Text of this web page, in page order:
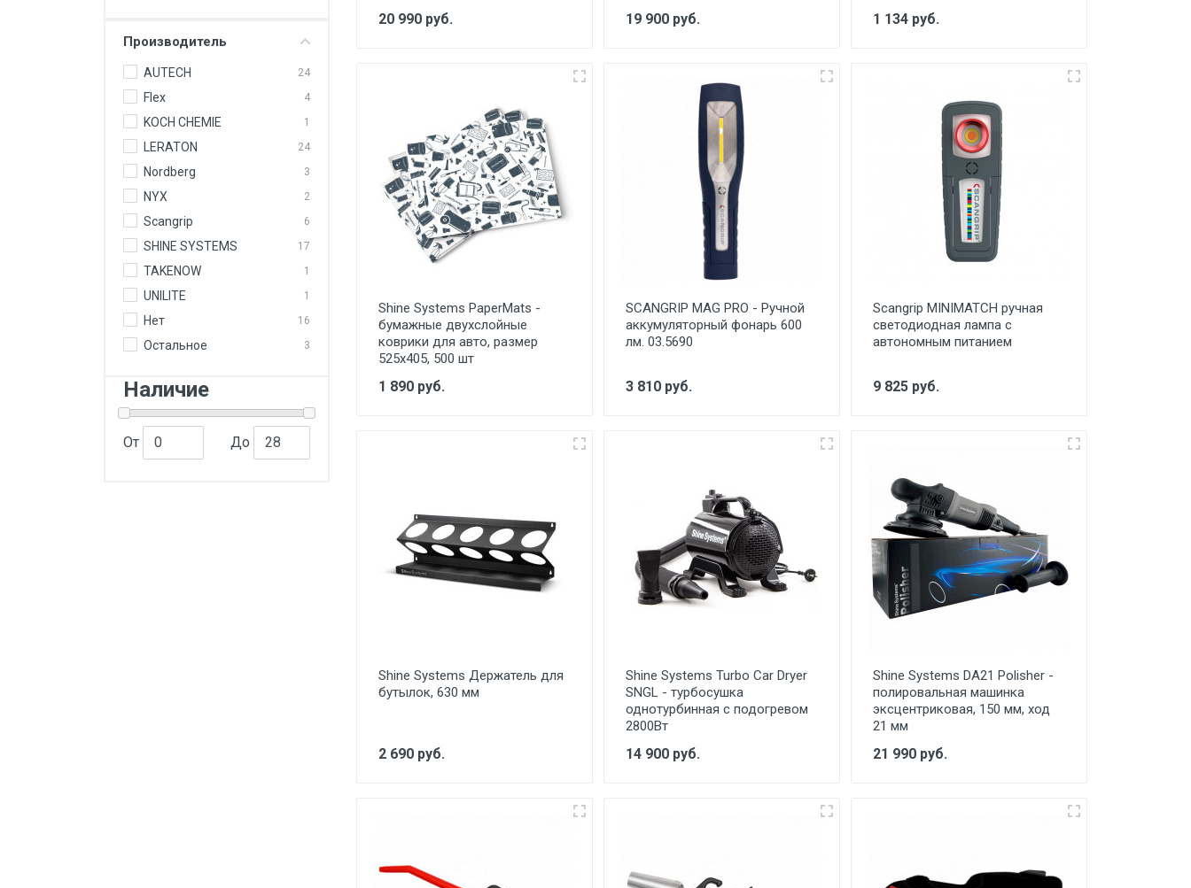
Производитель
AUTECH 24
Flex 4
KOCH CHEMIE 1
LERATON 24
Nordberg 3
NYX 2
Scangrip 6
SHINE SYSTEMS 17
TAKENOW 1
UNILITE 1
Нет 16
Остальное 3
Наличие
От До
20 990 руб. 19 900 руб. 1 134 руб.
Shine Systems PaperMats -
бумажные двухслойные
коврики для авто, размер
525х405, 500 шт
1 890 руб.
SCANGRIP MAG PRO - Ручной
аккумуляторный фонарь 600
лм. 03.5690
3 810 руб.
Scangrip MINIMATCH ручная
светодиодная лампа с
автономным питанием
9 825 руб.
Shine Systems Держатель для
бутылок, 630 мм
2 690 руб.
Shine Systems Turbo Car Dryer
SNGL - турбосушка
однотурбинная с подогревом
2800Вт
14 900 руб.
Shine Systems DA21 Polisher -
полировальная машинка
эксцентриковая, 150 мм, ход
21 мм
21 990 руб.